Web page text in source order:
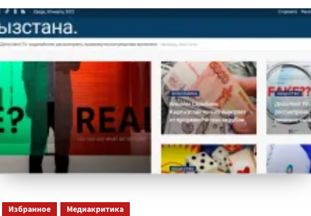
о
Избранное Медиакритика